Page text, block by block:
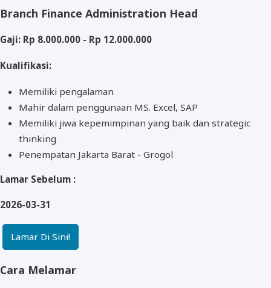
Branch Finance Administration Head
Gaji: Rp 8.000.000 - Rp 12.000.000
Kualifikasi:
Memiliki pengalaman
Mahir dalam penggunaan MS. Excel, SAP
Memiliki jiwa kepemimpinan yang baik dan strategic
thinking
Penempatan Jakarta Barat - Grogol
Lamar Sebelum :
2026-03-31
Lamar Di Sini!
Cara Melamar